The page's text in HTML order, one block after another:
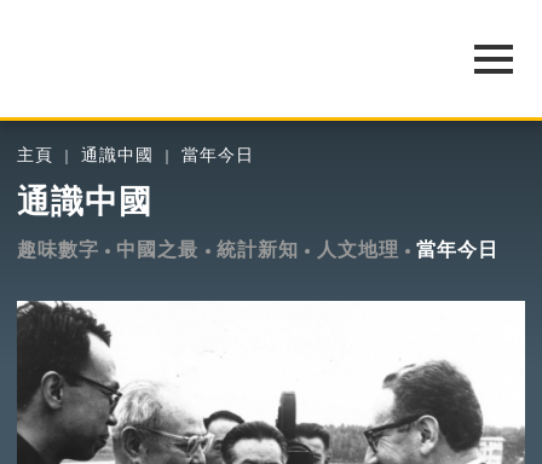
主頁 通識中國 當年今日
通識中國
趣味數字 中國之最 統計新知 人文地理 當年今日